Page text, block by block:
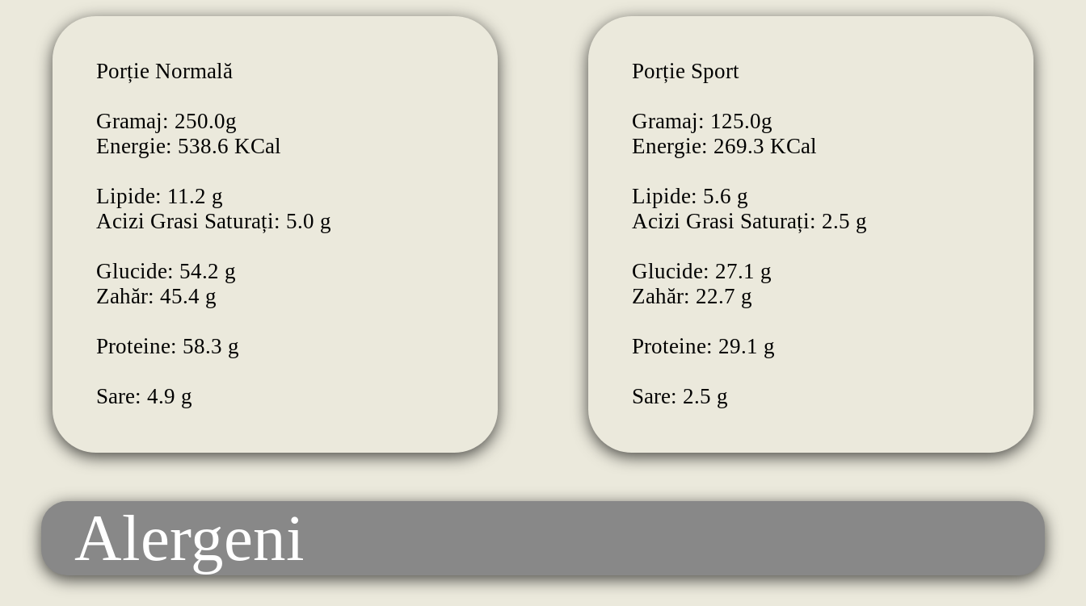
Porție Normală
Gramaj: 250.0g
Energie: 538.6 KCal
Lipide: 11.2 g
Acizi Grasi Saturați: 5.0 g
Glucide: 54.2 g
Zahăr: 45.4 g
Proteine: 58.3 g
Sare: 4.9 g
Porție Sport
Gramaj: 125.0g
Energie: 269.3 KCal
Lipide: 5.6 g
Acizi Grasi Saturați: 2.5 g
Glucide: 27.1 g
Zahăr: 22.7 g
Proteine: 29.1 g
Sare: 2.5 g
Alergeni